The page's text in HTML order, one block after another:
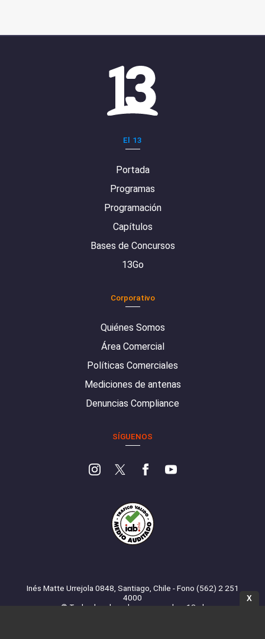
El 13
Portada
Programas
Programación
Capítulos
Bases de Concursos
13Go
Corporativo
Quiénes Somos
Área Comercial
Políticas Comerciales
Mediciones de antenas
Denuncias Compliance
SÍGUENOS
Inés Matte Urrejola 0848, Santiago, Chile - Fono (562) 2 251
4000
© Todos los derechos reservados. 13.cl
X